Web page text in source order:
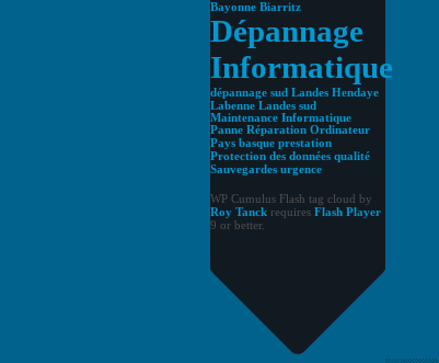
Bayonne Biarritz
Dépannage
Informatique
dépannage sud Landes Hendaye
Labenne Landes sud
Maintenance Informatique
Panne Réparation Ordinateur
Pays basque prestation
Protection des données qualité
Sauvegardes urgence
WP Cumulus Flash tag cloud by
Roy Tanck requires Flash Player
9 or better.